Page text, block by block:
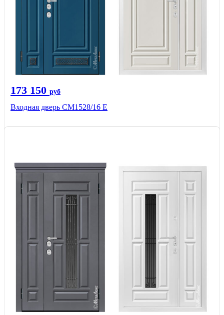
173 150 руб
Входная дверь СМ1528/16 Е